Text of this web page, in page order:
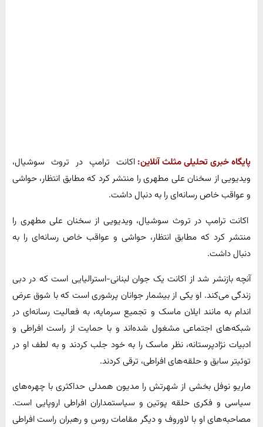
پایگاه خبری تحلیلی مثلث آنلاین: اکانت ترامپ در تروث سوشیال،
ویدیویی از سخنان علی مطهری را منتشر کرد که مطابق انتظار، حواشی
و عواقب خاص رسانه‌ای را به دنبال داشت.
اکانت ترامپ در تروث سوشیال، ویدیویی از سخنان علی مطهری را
منتشر کرد که مطابق انتظار، حواشی و عواقب خاص رسانه‌ای را به
دنبال داشت.
آنچه بازنشر شد از اکانت یک جوان لبنانی-استرالیایی است که در دبی
زندگی می‌کند. او یکی از بیشمار جوانان پرشوری است که با شوق عرض
اندام به مانند ایلان ماسک و تجمیع سرمایه، به فعالیت رسانه‌ای در
شبکه‌های اجتماعی مشغول شده‌اند و با حمایت از راست افراطی و
ادبیات نژادپرستانه، نظر ماسک را به خود جلب کردند و به لطف او در
توئیتر سابق و حلقه‌های افراطی، ترقی کردند.
ماریو نوفل بخشی از شهرتش را مدیون همدلی حداکثری با چهره‌های
سیاسی و فکری حلقه پوتین و سیاستمداران افراطی اروپایی است.
مصاحبه‌های او با لاوروف و دیگر مقامات روس و رهبران راست افراطی